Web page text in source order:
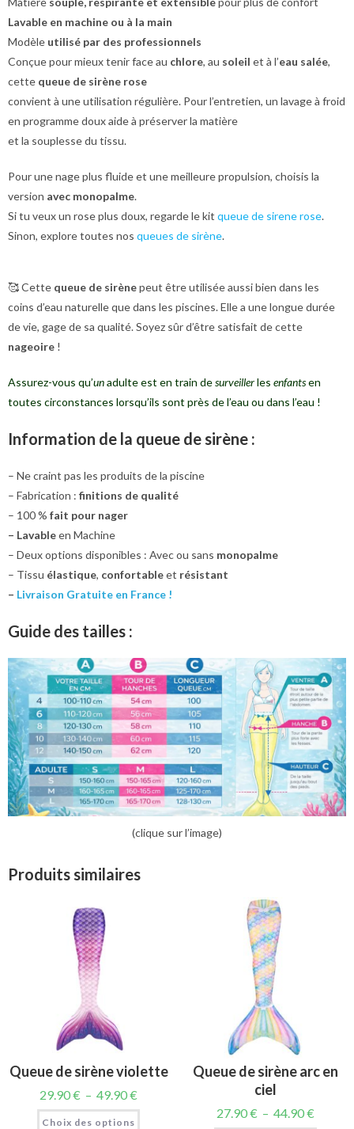
Lavable en machine ou à la main
Modèle utilisé par des professionnels
Conçue pour mieux tenir face au chlore, au soleil et à l’eau salée,
cette queue de sirène rose
convient à une utilisation régulière. Pour l’entretien, un lavage à froid
en programme doux aide à préserver la matière
et la souplesse du tissu.
Pour une nage plus fluide et une meilleure propulsion, choisis la
version avec monopalme.
Si tu veux un rose plus doux, regarde le kit queue de sirene rose.
Sinon, explore toutes nos queues de sirène.
🥰 Cette queue de sirènepeut être utilisée aussi bien dans les
coins d’eau naturelle que dans les piscines. Elle a une longue durée
de vie, gage de sa qualité. Soyez sûr d’être satisfait de cette
nageoire !
Assurez-vous qu’unadulte est en train desurveillerles enfantsen
toutes circonstances lorsqu’ils sont près de l’eau ou dans l’eau !
Information de la queue de sirène :
– Ne craint pas les produits de la piscine
– Fabrication : finitions de qualité
– 100 % fait pour nager
– Lavableen Machine
– Deux options disponibles : Avec ou sans monopalme
– Tissu élastique, confortableet résistant
– Livraison Gratuite en France !
Guide des tailles :
(clique sur l’image)
Produits similaires
Queue de sirène violette
29.90€ – 49.90€
Choix des options
Queue de sirène arc en
ciel
27.90€ – 44.90€